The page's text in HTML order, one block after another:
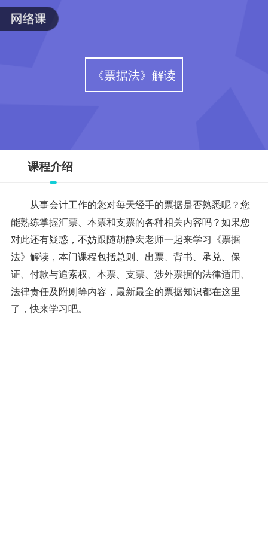
《票据法》解读
课程介绍
从事会计工作的您对每天经手的票据是否熟悉呢？您
能熟练掌握汇票、本票和支票的各种相关内容吗？如果您
对此还有疑惑，不妨跟随胡静宏老师一起来学习《票据
法》解读，本门课程包括总则、出票、背书、承兑、保
证、付款与追索权、本票、支票、涉外票据的法律适用、
法律责任及附则等内容，最新最全的票据知识都在这里
了，快来学习吧。